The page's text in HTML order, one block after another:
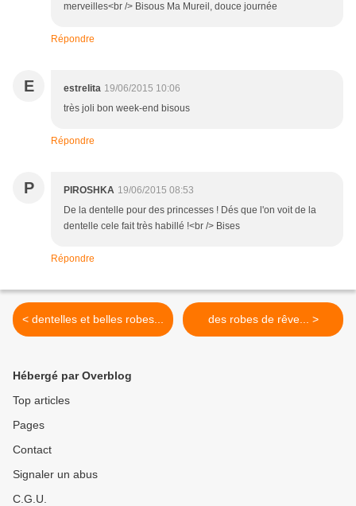
merveilles<br /> Bisous Ma Mureil, douce journée
Répondre
E estrelita 19/06/2015 10:06
très joli bon week-end bisous
Répondre
P PIROSHKA 19/06/2015 08:53
De la dentelle pour des princesses ! Dés que l'on voit de la
dentelle cele fait très habillé !<br /> Bises
Répondre
< dentelles et belles robes... des robes de rêve... >
Hébergé par Overblog
Top articles
Pages
Contact
Signaler un abus
C.G.U.